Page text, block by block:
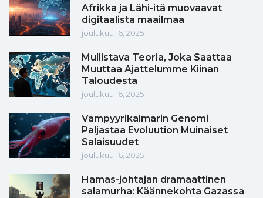
Afrikka ja Lähi-itä muovaavat
digitaalista maailmaa
joulukuu 16, 2025
Mullistava Teoria, Joka Saattaa
Muuttaa Ajattelumme Kiinan
Taloudesta
joulukuu 16, 2025
Vampyyrikalmarin Genomi
Paljastaa Evoluution Muinaiset
Salaisuudet
joulukuu 16, 2025
Hamas-johtajan dramaattinen
salamurha: Käännekohta Gazassa